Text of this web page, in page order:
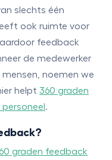
slechts één
ook ruimte voor
feedback
de medewerker
noemen we
helpt 360 graden
.
graden feedback